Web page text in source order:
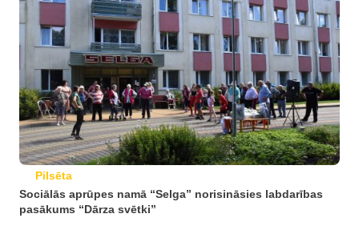
Pilsēta
Sociālās aprūpes namā “Selga” norisināsies labdarības
pasākums “Dārza svētki”